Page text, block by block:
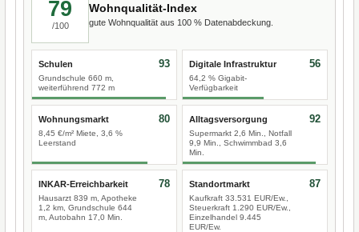
79
/100
Wohnqualität-Index
gute Wohnqualität aus 100 % Datenabdeckung.
Schulen
Grundschule 660 m,
weiterführend 772 m
93 Digitale Infrastruktur
64,2 % Gigabit-
Verfügbarkeit
56
Wohnungsmarkt
8,45 €/m² Miete, 3,6 %
Leerstand
80 Alltagsversorgung
Supermarkt 2,6 Min., Notfall
9,9 Min., Schwimmbad 3,6
Min.
92
INKAR-Erreichbarkeit
Hausarzt 839 m, Apotheke
1,2 km, Grundschule 644
m, Autobahn 17,0 Min.
78 Standortmarkt
Kaufkraft 33.531 EUR/Ew.,
Steuerkraft 1.290 EUR/Ew.,
Einzelhandel 9.445
EUR/Ew.
87